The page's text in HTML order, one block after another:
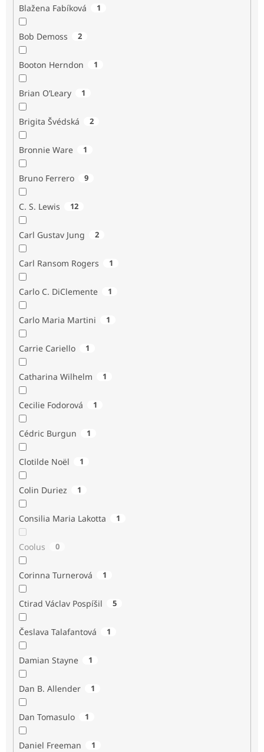
Blažena Fabíková 1
Bob Demoss 2
Booton Herndon 1
Brian O’Leary 1
Brigita Švédská 2
Bronnie Ware 1
Bruno Ferrero 9
C. S. Lewis 12
Carl Gustav Jung 2
Carl Ransom Rogers 1
Carlo C. DiClemente 1
Carlo Maria Martini 1
Carrie Cariello 1
Catharina Wilhelm 1
Cecilie Fodorová 1
Cédric Burgun 1
Clotilde Noël 1
Colin Duriez 1
Consilia Maria Lakotta 1
Coolus 0
Corinna Turnerová 1
Ctirad Václav Pospíšil 5
Česlava Talafantová 1
Damian Stayne 1
Dan B. Allender 1
Dan Tomasulo 1
Daniel Freeman 1